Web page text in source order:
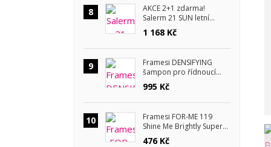
8
AKCE 2+1 zdarma!
Salerm 21 SUN letní
kosmetická sada
1 168 Kč
9
Framesi DENSIFYING
šampon pro řídnoucí
vlasy 1000 ml
995 Kč
10
Framesi FOR-ME 119
Shine Me Brightly Super
Coat pro zrcadlový lesk
476 Kč